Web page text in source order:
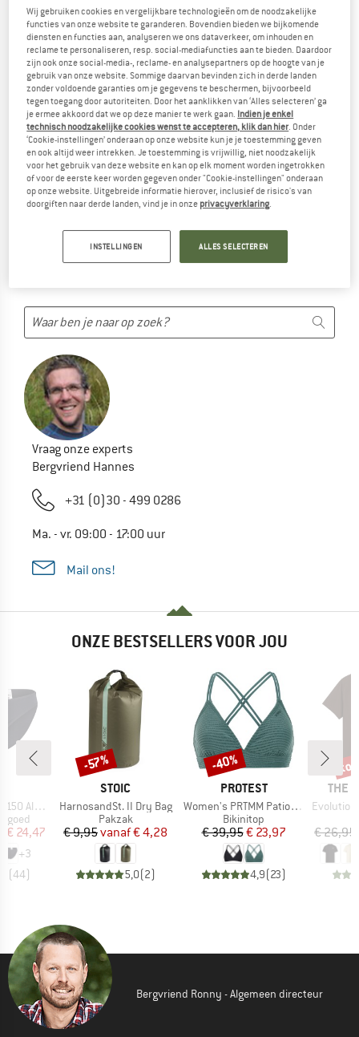
PRODUCTEN VAN INDIANA IN HET
ASSORTIMENT...
... maar we kunnen alternatieven aanbieden. Om deze snel te
vinden, kun je een van de volgende mogelijkheden
gebruiken:
Maar we laten je natuurlijk niet in de steek! Gebruik gewoon
een van de volgende mogelijkheden:
TIPS BIJ HET ZOEKEN
Probeer het volgende:
controleer de spelling
andere/algemenere uitdrukking
Vraag onze experts
Bergvriend Hannes
+31 (0)30 - 499 0286
Ma. - vr. 09:00 - 17:00 uur
Mail ons!
ONZE BESTSELLERS VOOR JOU
Brief
prijs
€ 24,47
+3
(44)
MERK
STOIC
Artikel
HarnosandSt. II Dry Bag
Productgroep
Pakzak
Prijs
€ 9,95 Verlaagde prijs
vanaf€ 4,28
5,0(2)
Korting
-57%
MERK
PROTEST
Artikel
Women's PRTMM Patio Triangle
Productgroep
Bikinitop
Prijs
€ 39,95Verlaagde prijs
€ 23,97
4,9(23)
Korting
-40%
MERK
THE
Artikel
Evolution
€ 26,95
Bergvriend Ronny - Algemeen directeur
Wij gebruiken cookies en vergelijkbare technologieën om de noodzakelijke
functies van onze website te garanderen. Bovendien bieden we bijkomende
diensten en functies aan, analyseren we ons dataverkeer, om inhouden en
reclame te personaliseren, resp. social-mediafuncties aan te bieden. Daardoor
zijn ook onze social-media-, reclame- en analysepartners op de hoogte van je
gebruik van onze website. Sommige daarvan bevinden zich in derde landen
zonder voldoende garanties om je gegevens te beschermen, bijvoorbeeld
tegen toegang door autoriteiten. Door het aanklikken van ‘Alles selecteren’ ga
je ermee akkoord dat we op deze manier te werk gaan. Indien je enkel
technisch noodzakelijke cookies wenst te accepteren, klik dan hier. Onder
‘Cookie-instellingen’ onderaan op onze website kun je je toestemming geven
en ook altijd weer intrekken. Je toestemming is vrijwillig, niet noodzakelijk
voor het gebruik van deze website en kan op elk moment worden ingetrokken
of voor de eerste keer worden gegeven onder "Cookie-instellingen" onderaan
op onze website. Uitgebreide informatie hierover, inclusief de risico's van
doorgiften naar derde landen, vind je in onze privacyverklaring.
INSTELLINGEN ALLES SELECTEREN